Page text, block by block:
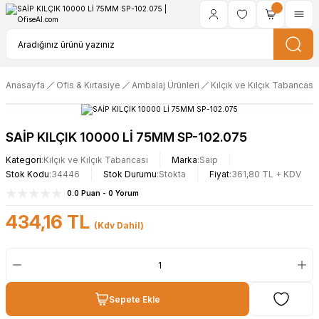
Anasayfa Ofis & Kırtasiye Ambalaj Ürünleri Kılçık ve Kılçık Tabancası
SAİP KILÇIK 10000 Lİ 75MM SP-102.075
Kategori Kılçık ve Kılçık Tabancası Marka Saip
Stok Kodu 34446 Stok Durumu Stokta Fiyat 361,80 TL + KDV
0.0 Puan - 0 Yorum
434,16 TL (Kdv Dahil)
Sepete Ekle